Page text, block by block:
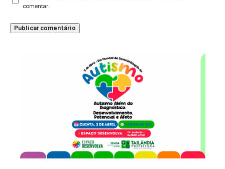
comentar.